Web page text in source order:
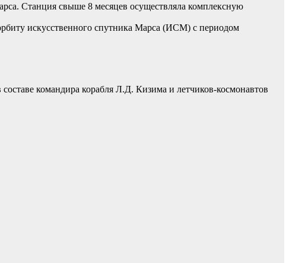
Станция свыше 8 месяцев осуществляла комплексную
искусственного спутника Марса (ИСМ) с периодом
командира корабля Л.Д. Кизима и летчиков-космонавтов